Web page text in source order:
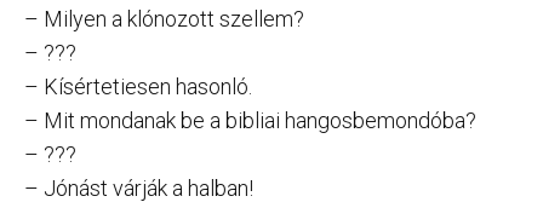
– Milyen a klónozott szellem?
– ???
– Kísértetiesen hasonló.
– Mit mondanak be a bibliai hangosbemondóba?
– ???
– Jónást várják a halban!